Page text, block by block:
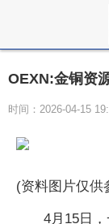
OEXN:金铜资
时间：2026-04-15
(资料图片仅供
4月15日